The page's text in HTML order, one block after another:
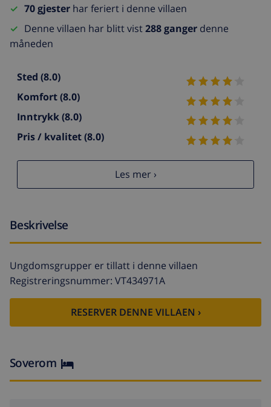
70 gjester har feriert i denne villaen
Denne villaen har blitt vist288 ganger denne
måneden
Sted (8.0)
Komfort(8.0)
Inntrykk(8.0)
Pris / kvalitet(8.0)
Les mer ›
Beskrivelse
Ungdomsgrupper er tillatt i denne villaen
Registreringsnummer: VT434971A
RESERVER DENNE VILLAEN ›
Soverom